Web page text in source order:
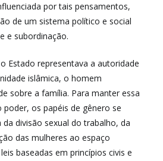
por tais pensamentos,
de um sistema político e social
e subordinação.
Estado representava a autoridade
islâmica, o homem
sobre a família. Para manter essa
os papéis de gênero se
divisão sexual do trabalho, da
das mulheres ao espaço
baseadas em princípios civis e